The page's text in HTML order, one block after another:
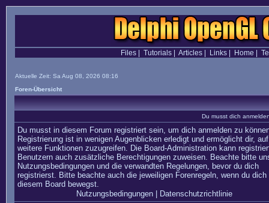
Files| Tutorials| Articles| Links| Home
Aktuelle Zeit: Sa Aug 08, 2026 08:16
Foren-Übersicht
Du musst dich
Du musst in diesem Forum registriert sein, um dich anmelden zu
Registrierung ist in wenigen Augenblicken erledigt und ermöglicht dir, auf
weitere Funktionen zuzugreifen. Die Board-Administration kann
Benutzern auch zusätzliche Berechtigungen zuweisen. Beachte bitte
Nutzungsbedingungen und die verwandten Regelungen, bevor du dich
registrierst. Bitte beachte auch die jeweiligen Forenregeln, wenn du dich
diesem Board bewegst.
Nutzungsbedingungen| Datenschutzrichtlinie